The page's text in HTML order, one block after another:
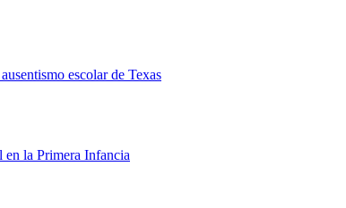
escolar de Texas
en la Primera Infancia